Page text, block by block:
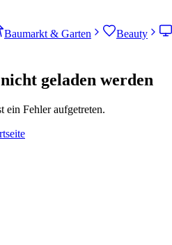
Baumarkt & Garten Beauty
geladen werden
ein Fehler aufgetreten.